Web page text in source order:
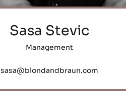
Sasa Stevic
Management
sasa@blondandbraun.com